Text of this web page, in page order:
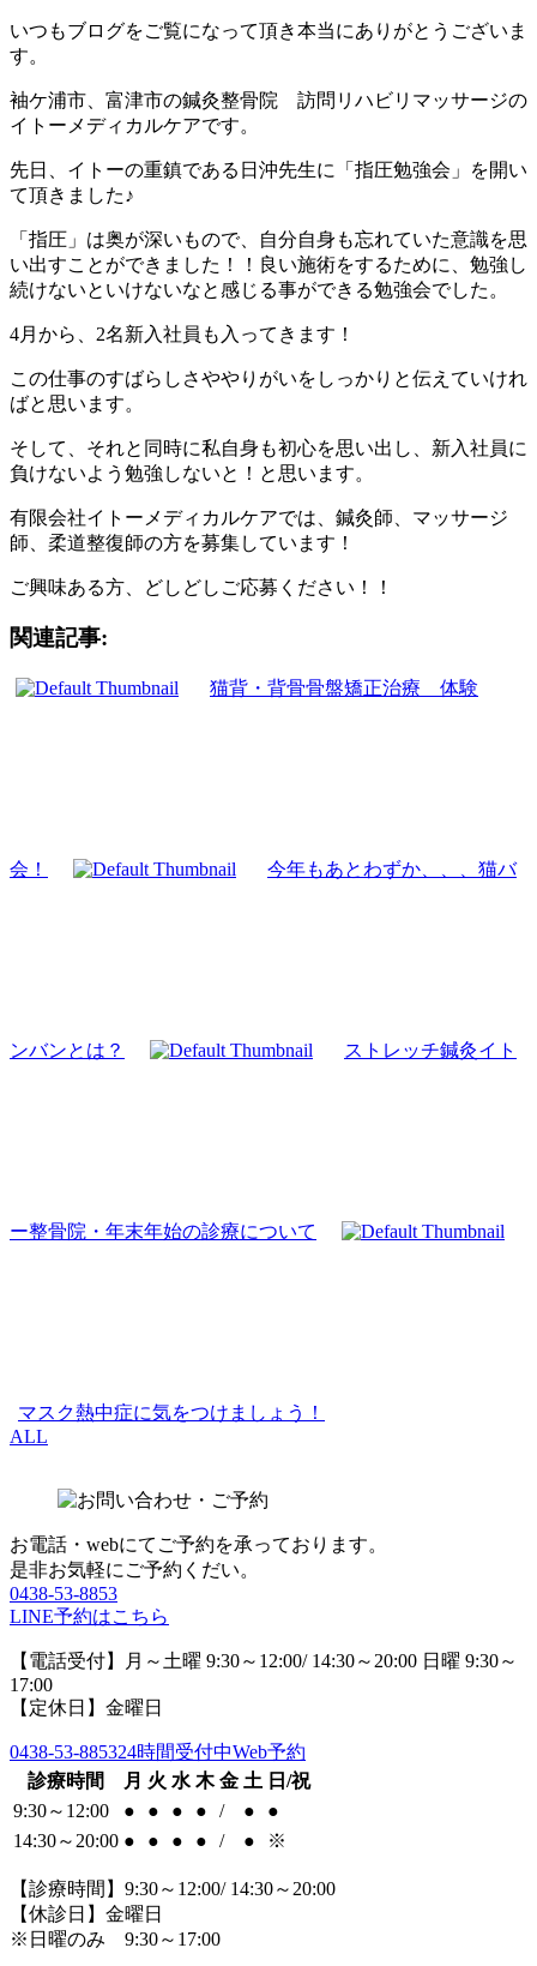
いつもブログをご覧になって頂き本当にありがとうございま
す。
袖ケ浦市、富津市の鍼灸整骨院 訪問リハビリマッサージの
イトーメディカルケアです。
先日、イトーの重鎮である日沖先生に「指圧勉強会」を開い
て頂きました♪
「指圧」は奥が深いもので、自分自身も忘れていた意識を思
い出すことができました！！良い施術をするために、勉強し
続けないといけないなと感じる事ができる勉強会でした。
4月から、2名新入社員も入ってきます！
この仕事のすばらしさややりがいをしっかりと伝えていけれ
ばと思います。
そして、それと同時に私自身も初心を思い出し、新入社員に
負けないよう勉強しないと！と思います。
有限会社イトーメディカルケアでは、鍼灸師、マッサージ
師、柔道整復師の方を募集しています！
ご興味ある方、どしどしご応募ください！！
関連記事:
猫背・背骨骨盤矯正治療 体験
会！ 今年もあとわずか、、、猫バ
ンバンとは？ ストレッチ鍼灸イト
ー整骨院・年末年始の診療について
マスク熱中症に気をつけましょう！
ALL
お電話・webにてご予約を承っております。
是非お気軽にご予約くだい。
0438-53-8853
LINE予約はこちら
【電話受付】月～土曜 9:30～12:00/ 14:30～20:00 日曜 9:30～
17:00
【定休日】金曜日
0438-53-885324時間受付中Web予約
診療時間
月 火 水 木 金 土 日/祝
9:30～12:00
● ● ● ● / ●
●
14:30～20:00 ● ● ● ● / ● ※
【診療時間】9:30～12:00/ 14:30～20:00
【休診日】金曜日
※日曜のみ 9:30～17:00